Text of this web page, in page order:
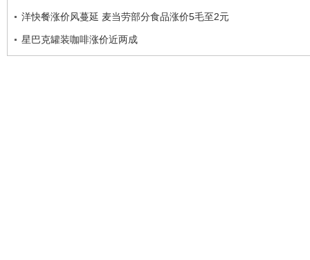
洋快餐涨价风蔓延 麦当劳部分食品涨价5毛至2元
星巴克罐装咖啡涨价近两成